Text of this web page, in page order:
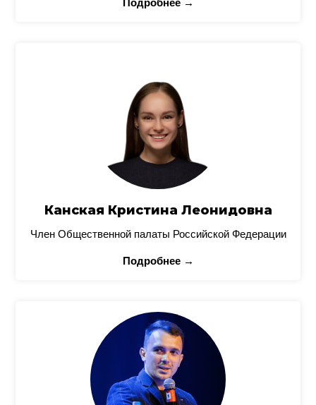
Подробнее →
Канская Кристина Леонидовна
Член Общественной палаты Российской Федерации
Подробнее →